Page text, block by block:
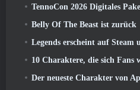
TennoCon 2026 Digitales Paket
Belly Of The Beast ist zurück
Legends erscheint auf Steam
10 Charaktere, die sich Fans wünschen 2026 Die Liste der Marvel-
Der neueste Charakter von Apex Legends